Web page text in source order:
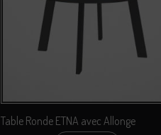
Table Ronde ETNA avec Allonge